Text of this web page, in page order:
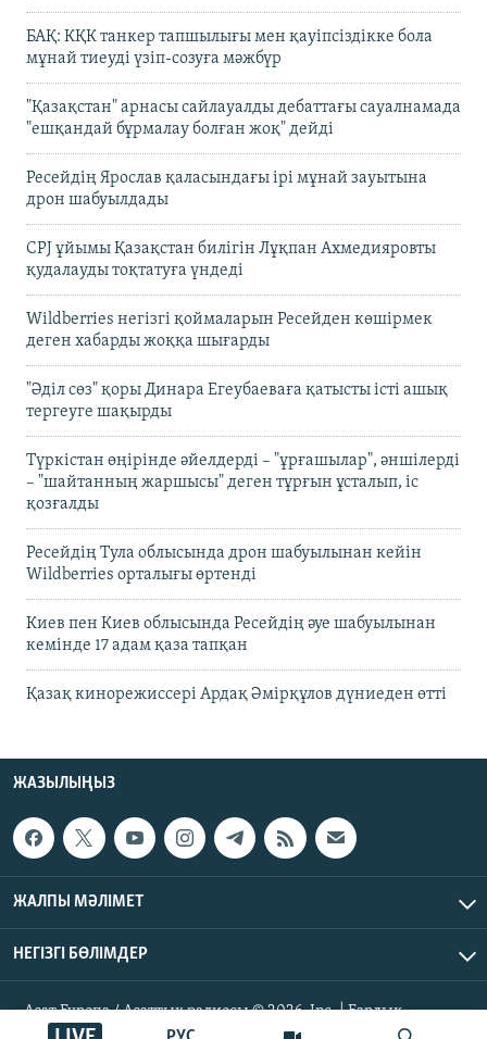
БАҚ: КҚК танкер тапшылығы мен қауіпсіздікке бола
мұнай тиеуді үзіп-созуға мәжбүр
"Қазақстан" арнасы сайлауалды дебаттағы сауалнамада
"ешқандай бұрмалау болған жоқ" дейді
Ресейдің Ярослав қаласындағы ірі мұнай зауытына
дрон шабуылдады
CPJ ұйымы Қазақстан билігін Лұқпан Ахмедияровты
қудалауды тоқтатуға үндеді
Wildberries негізгі қоймаларын Ресейден көшірмек
деген хабарды жоққа шығарды
"Әділ сөз" қоры Динара Егеубаеваға қатысты істі ашық
тергеуге шақырды
Түркістан өңірінде әйелдерді – "ұрғашылар", әншілерді
– "шайтанның жаршысы" деген тұрғын ұсталып, іс
қозғалды
Ресейдің Тула облысында дрон шабуылынан кейін
Wildberries орталығы өртенді
Киев пен Киев облысында Ресейдің әуе шабуылынан
кемінде 17 адам қаза тапқан
Қазақ кинорежиссері Ардақ Әмірқұлов дүниеден өтті
ЖАЗЫЛЫҢЫЗ
ЖАЛПЫ МӘЛІМЕТ
НЕГІЗГІ БӨЛІМДЕР
Азат Еуропа / Азаттық радиосы © 2026, Inc. | Барлық
құқықтары қорғалған